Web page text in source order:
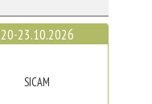
20-23.10.2026
SICAM